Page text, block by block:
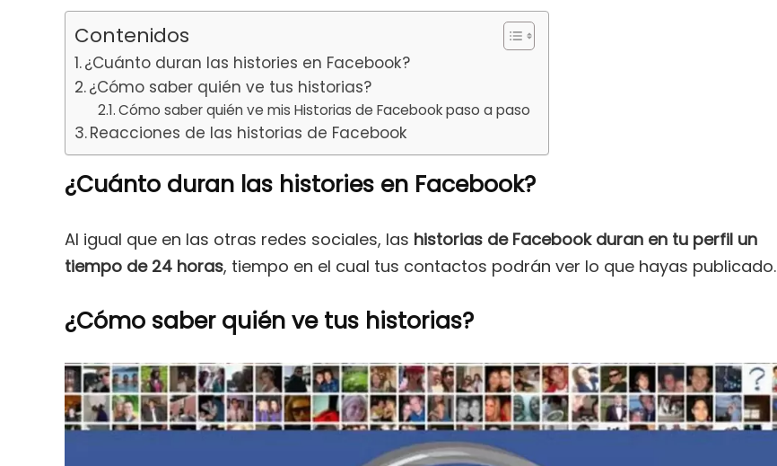
Contenidos
¿Cuánto duran las histories en Facebook?
¿Cómo saber quién ve tus historias?
Cómo saber quién ve mis Historias de Facebook paso a paso
Reacciones de las historias de Facebook
¿Cuánto duran las histories en Facebook?
Al igual que en las otras redes sociales, las historias de Facebook duran en tu perfil un
tiempo de 24 horas, tiempo en el cual tus contactos podrán ver lo que hayas publicado.
¿Cómo saber quién ve tus historias?